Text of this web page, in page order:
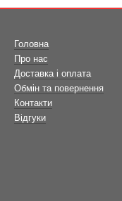
Головна
Про нас
Доставка і оплата
Обмін та повернення
Контакти
Відгуки